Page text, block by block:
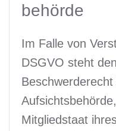
behörde
Im Falle von
DSGVO steht
Mitgliedstaat